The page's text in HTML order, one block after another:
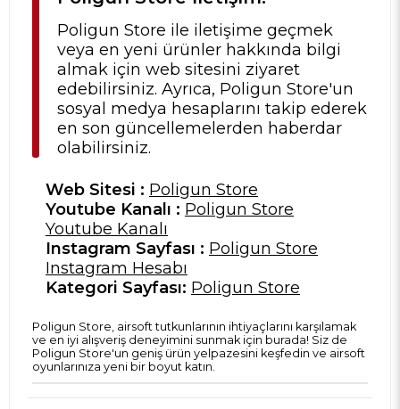
Poligun Store ile iletişime geçmek
veya en yeni ürünler hakkında bilgi
almak için web sitesini ziyaret
edebilirsiniz. Ayrıca, Poligun Store'un
sosyal medya hesaplarını takip ederek
en son güncellemelerden haberdar
olabilirsiniz.
Web Sitesi : Poligun Store
Youtube Kanalı : Poligun Store
Youtube Kanalı
Instagram Sayfası : Poligun Store
Instagram Hesabı
Kategori Sayfası: Poligun Store
Poligun Store, airsoft tutkunlarının ihtiyaçlarını karşılamak
ve en iyi alışveriş deneyimini sunmak için burada! Siz de
Poligun Store'un geniş ürün yelpazesini keşfedin ve airsoft
oyunlarınıza yeni bir boyut katın.